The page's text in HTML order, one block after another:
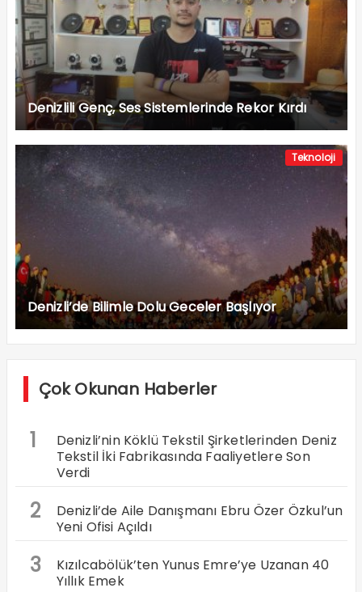
Denizlili Genç, Ses Sistemlerinde Rekor Kırdı
Teknoloji
Denizli’de Bilimle Dolu Geceler Başlıyor
Çok Okunan Haberler
1
Denizli’nin Köklü Tekstil Şirketlerinden Deniz
Tekstil İki Fabrikasında Faaliyetlere Son
Verdi
2
Denizli’de Aile Danışmanı Ebru Özer Özkul’un
Yeni Ofisi Açıldı
3
Kızılcabölük’ten Yunus Emre’ye Uzanan 40
Yıllık Emek